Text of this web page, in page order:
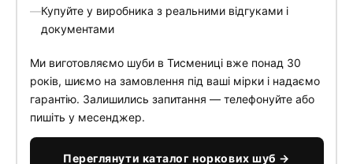
Купуйте у виробника з реальними відгуками і
документами
Ми виготовляємо шуби в Тисмениці вже понад 30
років, шиємо на замовлення під ваші мірки і надаємо
гарантію. Залишились запитання — телефонуйте або
пишіть у месенджер.
Переглянути каталог норкових шуб →